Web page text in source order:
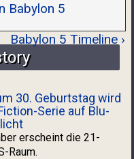
Babylon 5
Babylon 5 Timeline ›
30. Geburtstag wird
Serie auf Blu-
erscheint die 21-
Raum.